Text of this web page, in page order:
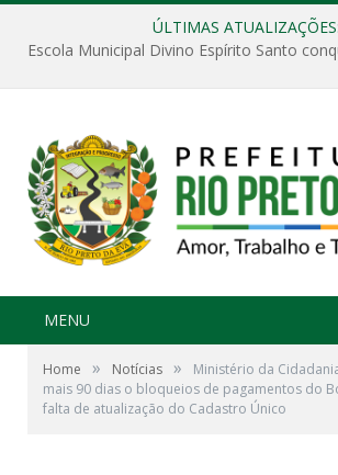
ÚLTIMAS ATUALIZAÇÕES:
MENU
Home » Notícias »
Ministério da
mais 90 dias o bloqueios de pagamentos do
falta de atualização do Cadastro Único